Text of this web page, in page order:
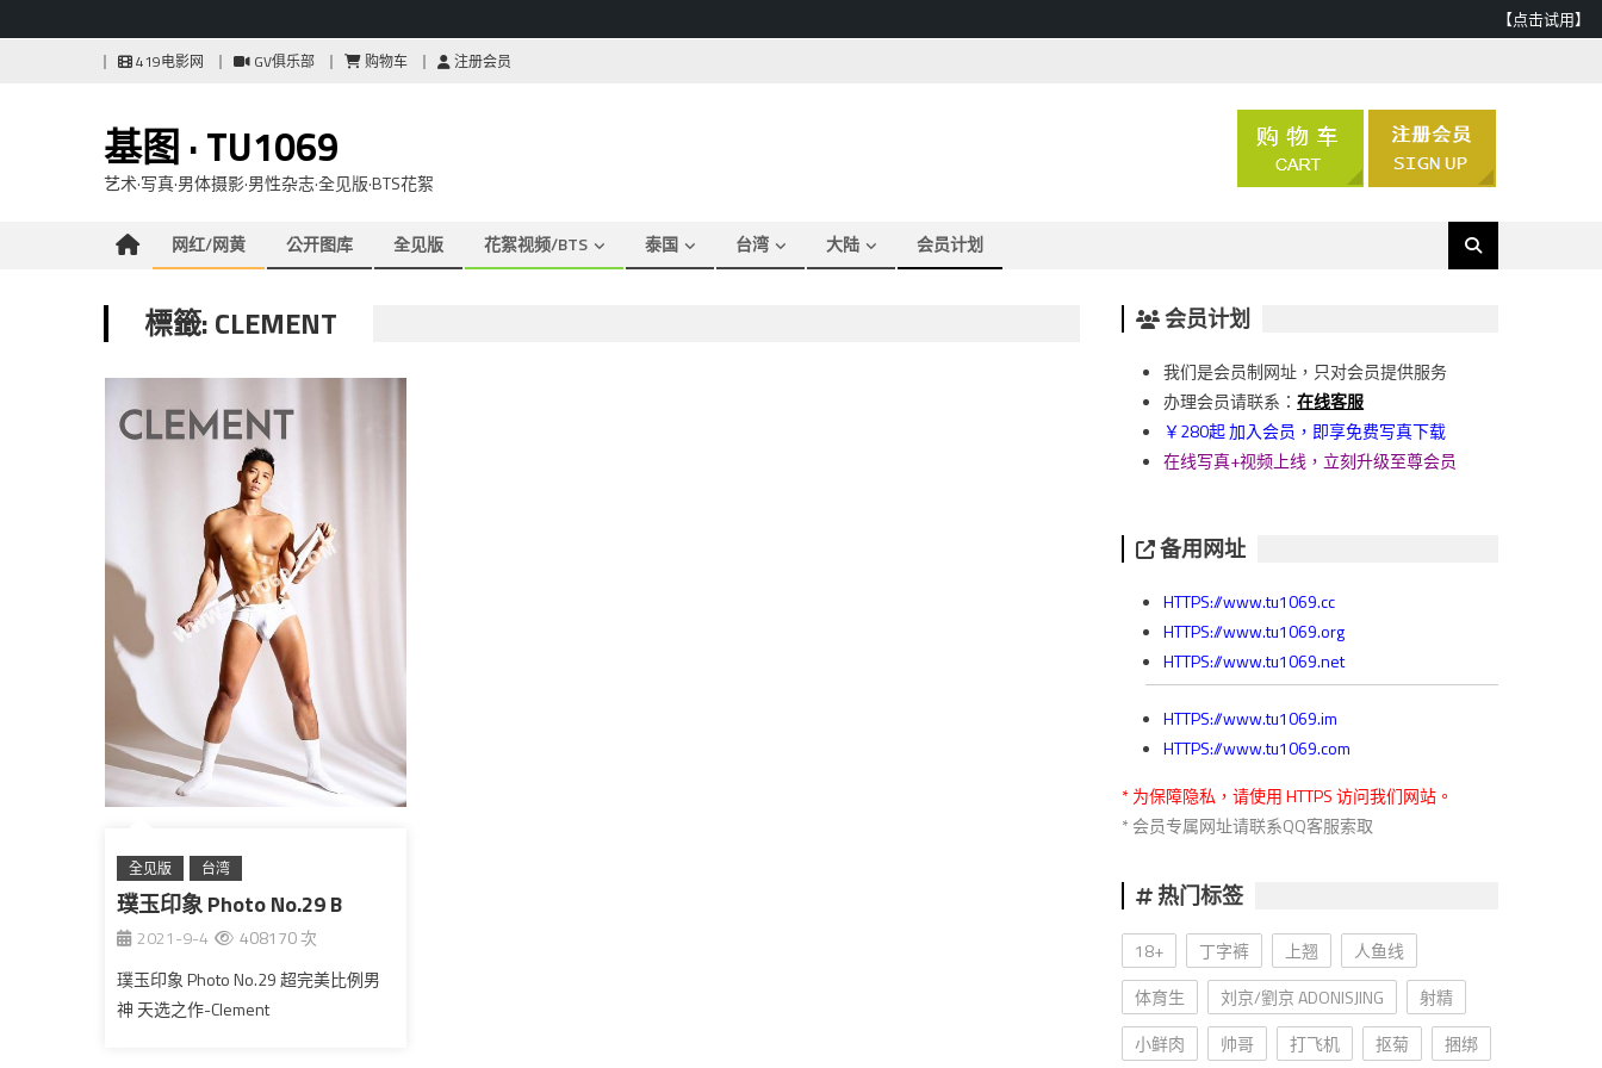
【点击试用】
419电影网 GV俱乐部 购物车 注册会员
基图 · TU1069
艺术·写真·男体摄影·男性杂志·全见版·BTS花絮
网红/网黄 公开图库 全见版 花絮视频/BTS 泰国 台湾 大陆 会员计划
標籤: CLEMENT
全见版 台湾
璞玉印象 Photo No.29 B
2021-9-4
408170 次
璞玉印象 Photo No.29 超完美比例男
神 天选之作-Clement
会员计划
我们是会员制网址，只对会员提供服务
办理会员请联系：在线客服
￥280起 加入会员，即享免费写真下载
在线写真+视频上线，立刻升级至尊会员
备用网址
HTTPS://www.tu1069.cc
HTTPS://www.tu1069.org
HTTPS://www.tu1069.net
HTTPS://www.tu1069.im
HTTPS://www.tu1069.com
* 为保障隐私，请使用 HTTPS 访问我们网站。
* 会员专属网址请联系QQ客服索取
热门标签
18+ 丁字裤 上翘
人鱼线
体育生
刘京/劉京 ADONISJING
射精
小鲜肉
帅哥 打飞机 抠菊 捆绑